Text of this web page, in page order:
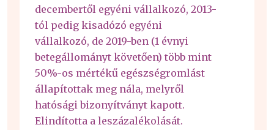
decembertől egyéni vállalkozó, 2013-
tól pedig kisadózó egyéni
vállalkozó, de 2019-ben (1 évnyi
betegállományt követően) több mint
50%-os mértékű egészségromlást
állapítottak meg nála, melyről
hatósági bizonyítványt kapott.
Elindította a leszázalékolását.